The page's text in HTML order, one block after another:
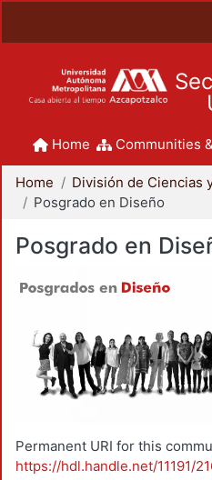
Home Communities
Home
Posgrado en Diseño
Posgrado en
Permanent URI for this
https://hdl.handle.net/11191/